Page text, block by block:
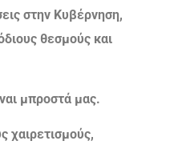
στην Κυβέρνηση,
θεσμούς και
μπροστά μας.
χαιρετισμούς,